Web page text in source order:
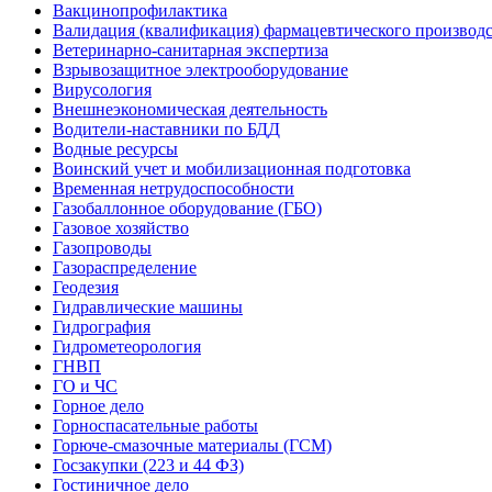
Вакцинопрофилактика
Валидация (квалификация) фармацевтического
Ветеринарно-санитарная экспертиза
Взрывозащитное электрооборудование
Вирусология
Внешнеэкономическая деятельность
Водители-наставники по БДД
Водные ресурсы
Воинский учет и мобилизационная подготовка
Временная нетрудоспособности
Газобаллонное оборудование (ГБО)
Газовое хозяйство
Газопроводы
Газораспределение
Геодезия
Гидравлические машины
Гидрография
Гидрометеорология
ГНВП
ГО и ЧС
Горное дело
Горноспасательные работы
Горюче-смазочные материалы (ГСМ)
Госзакупки (223 и 44 ФЗ)
Гостиничное дело